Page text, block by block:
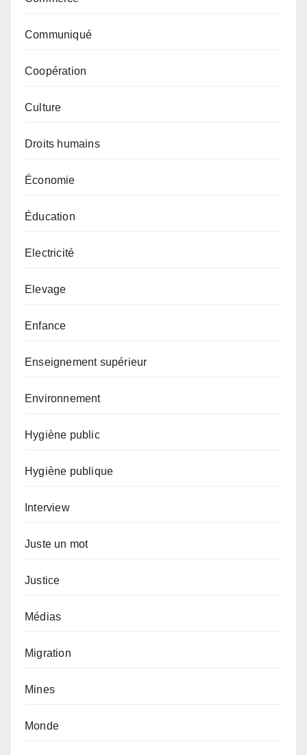
Communiqué
Coopération
Culture
Droits humains
Économie
Éducation
Electricité
Elevage
Enfance
Enseignement supérieur
Environnement
Hygiène public
Hygiène publique
Interview
Juste un mot
Justice
Médias
Migration
Mines
Monde